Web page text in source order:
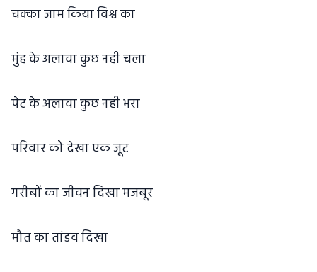
चक्का जाम किया विश्व का
मुंह के अलावा कुछ नही चला
पेट के अलावा कुछ नही भरा
परिवार को देखा एक जूट
गरीबों का जीवन दिखा मजबूर
मौत का तांडव दिखा